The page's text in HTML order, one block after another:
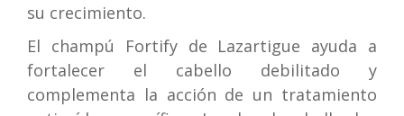
su crecimiento.
El champú Fortify de Lazartigue ayuda a
fortalecer el cabello debilitado y
complementa la acción de un tratamiento